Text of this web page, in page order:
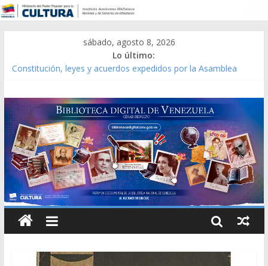
sábado, agosto 8, 2026
Lo último:
Constitución, leyes y acuerdos expedidos por la Asamblea
Modesta Bor Sánchez [material gráfico]
Gaceta Oficial de la República de Venezuela año CXXXIII Mes V,
Caracas 09 de marzo de 2006 N° 38.394
Catálogo temático de obras de Modesta Bor